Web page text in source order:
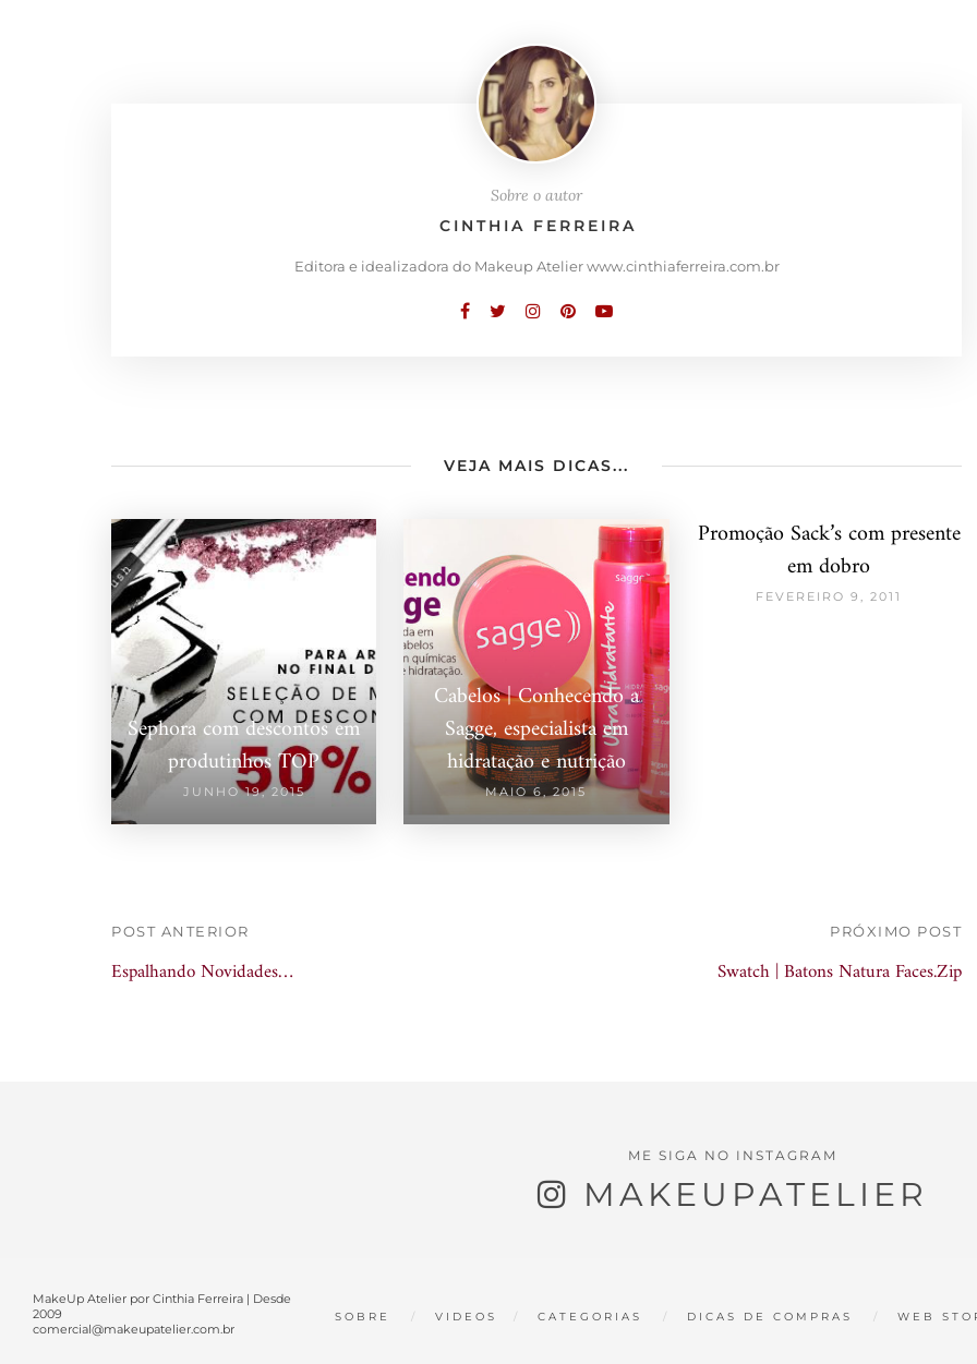
Sobre o autor
CINTHIA FERREIRA
Editora e idealizadora do Makeup Atelier www.cinthiaferreira.com.br
VEJA MAIS DICAS...
Sephora com descontos em
produtinhos TOP
JUNHO 19, 2015
Cabelos | Conhecendo a
Sagge, especialista em
hidratação e nutrição
MAIO 6, 2015
Promoção Sack’s com presente
em dobro
FEVEREIRO 9, 2011
POST ANTERIOR
Espalhando Novidades…
PRÓXIMO POST
Swatch | Batons Natura Faces.Zip
ME SIGA NO INSTAGRAM
MAKEUPATELIER
MakeUp Atelier por Cinthia Ferreira | Desde
2009
comercial@makeupatelier.com.br
SOBRE VIDEOS CATEGORIAS DICAS DE COMPRAS WEB